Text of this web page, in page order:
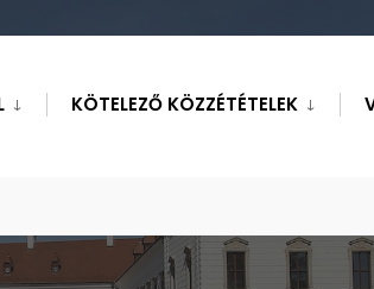
KÖTELEZŐ KÖZZÉTÉTELEK